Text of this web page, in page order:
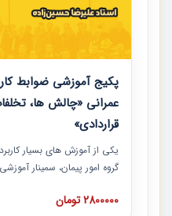
پکیج آموزشی ضوابط
عمرانی «چالش ها،
قراردادی»
یکی از آموزش‏‏‏‏‏‏ های بسیار
گروه امور پیمان، سمینار
های عمرانی» چالش ها،
است که در محل سندیکای
2800000 تومان